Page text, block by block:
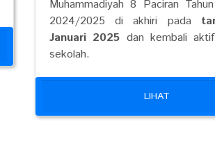
Muhammadiyah 8 Paciran
2024/2025 di akhiri pada
Januari 2025 dan kembali
sekolah.
LIHAT